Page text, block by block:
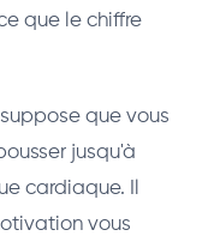
que le chiffre
que vous
jusqu'à
cardiaque. Il
vous